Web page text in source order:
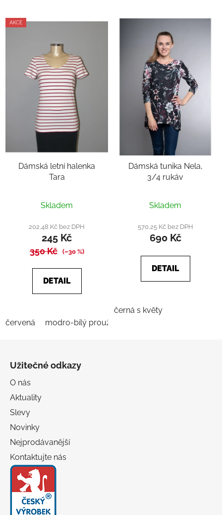
AKCE
Dámská letní halenka
Tara
Skladem
202,48 Kč bez DPH
245 Kč
350 Kč (–30 %)
DETAIL
červená modro-bílý proužek
Dámská tunika Nela,
3/4 rukáv
Skladem
570,25 Kč bez DPH
690 Kč
DETAIL
černá s květy
Užitečné odkazy
O nás
Aktuality
Slevy
Novinky
Nejprodávanější
Kontaktujte nás